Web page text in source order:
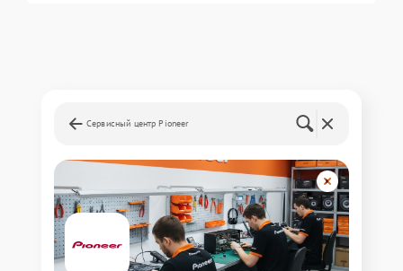
Сервисный центр Pioneer